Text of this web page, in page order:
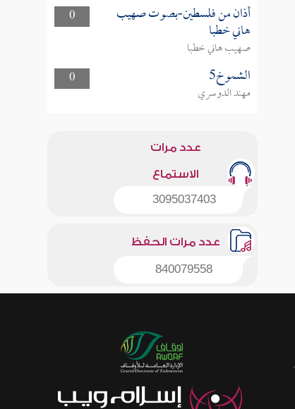
0
أذان من فلسطين-بصوت صهيب
هاني خطبا
صهيب هاني خطبا
0
الشموخ5
مهند الدوسري
عدد مرات
الاستماع
3095037403
عدد مرات الحفظ
840079558